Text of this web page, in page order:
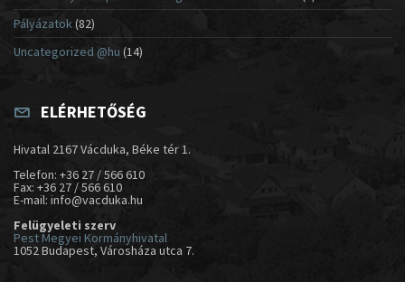
Pályázatok (82)
Uncategorized @hu (14)
ELÉRHETŐSÉG
Hivatal 2167 Vácduka, Béke tér 1.
Telefon: +36 27 / 566 610
Fax: +36 27 / 566 610
E-mail: info@vacduka.hu
Felügyeleti szerv
Pest Megyei Kormányhivatal
1052 Budapest, Városháza utca 7.